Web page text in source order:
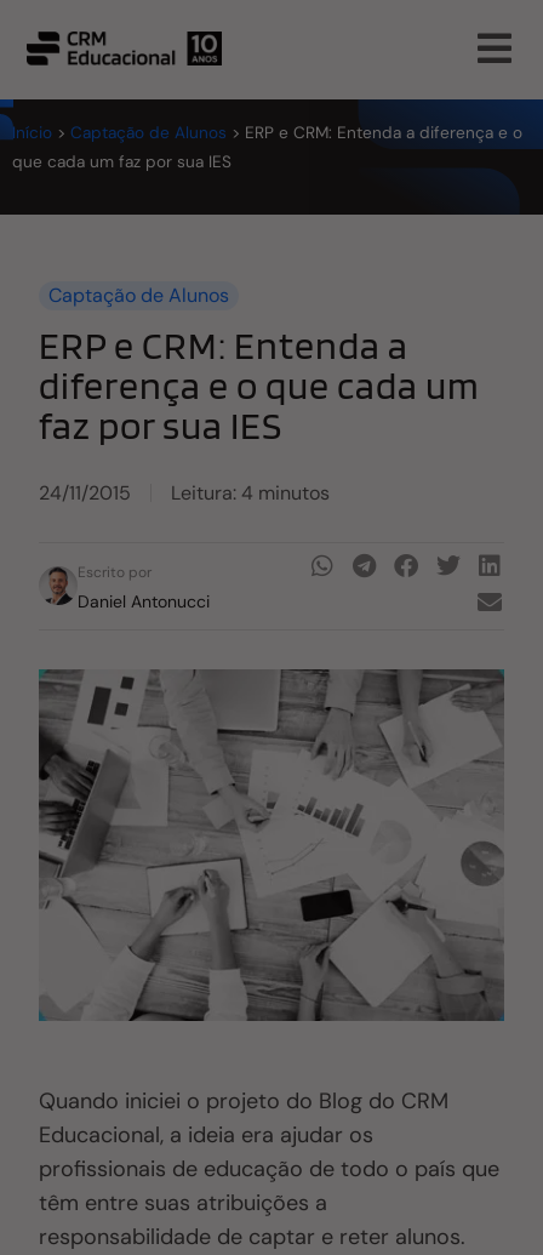
Início > Captação de Alunos > ERP e CRM: Entenda a diferença e o
que cada um faz por sua IES
Captação de Alunos
ERP e CRM: Entenda a
diferença e o que cada um
faz por sua IES
24/11/2015 Leitura: 4 minutos
Escrito por
Daniel Antonucci
Quando iniciei o projeto do Blog do CRM
Educacional, a ideia era ajudar os
profissionais de educação de todo o país que
têm entre suas atribuições a
responsabilidade de captar e reter alunos.